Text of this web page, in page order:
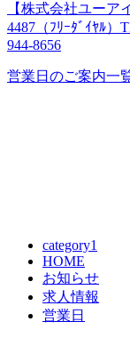
【株式会社ユーア
4487（ﾌﾘｰﾀﾞｲﾔﾙ）
944-8656
営業日のご案内一
category1
HOME
お知らせ
求人情報
営業日